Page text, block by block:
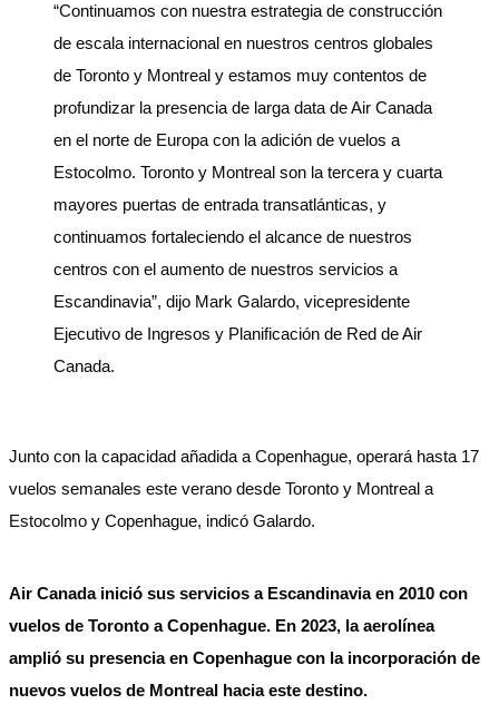
“Continuamos con nuestra estrategia de construcción
de escala internacional en nuestros centros globales
de Toronto y Montreal y estamos muy contentos de
profundizar la presencia de larga data de Air Canada
en el norte de Europa con la adición de vuelos a
Estocolmo. Toronto y Montreal son la tercera y cuarta
mayores puertas de entrada transatlánticas, y
continuamos fortaleciendo el alcance de nuestros
centros con el aumento de nuestros servicios a
Escandinavia”, dijo Mark Galardo, vicepresidente
Ejecutivo de Ingresos y Planificación de Red de Air
Canada.
Junto con la capacidad añadida a Copenhague, operará hasta 17
vuelos semanales este verano desde Toronto y Montreal a
Estocolmo y Copenhague, indicó Galardo.
Air Canada inició sus servicios a Escandinavia en 2010 con
vuelos de Toronto a Copenhague. En 2023, la aerolínea
amplió su presencia en Copenhague con la incorporación de
nuevos vuelos de Montreal hacia este destino.